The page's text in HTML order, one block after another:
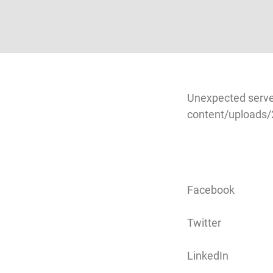
Unexpected
content/uploads/
Facebook
Twitter
LinkedIn